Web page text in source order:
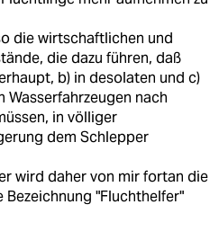
die wirtschaftlichen und
die dazu führen, daß
b) in desolaten und c)
nach
in völliger
dem Schlepper
wird daher von mir fortan die
"Fluchthelfer"